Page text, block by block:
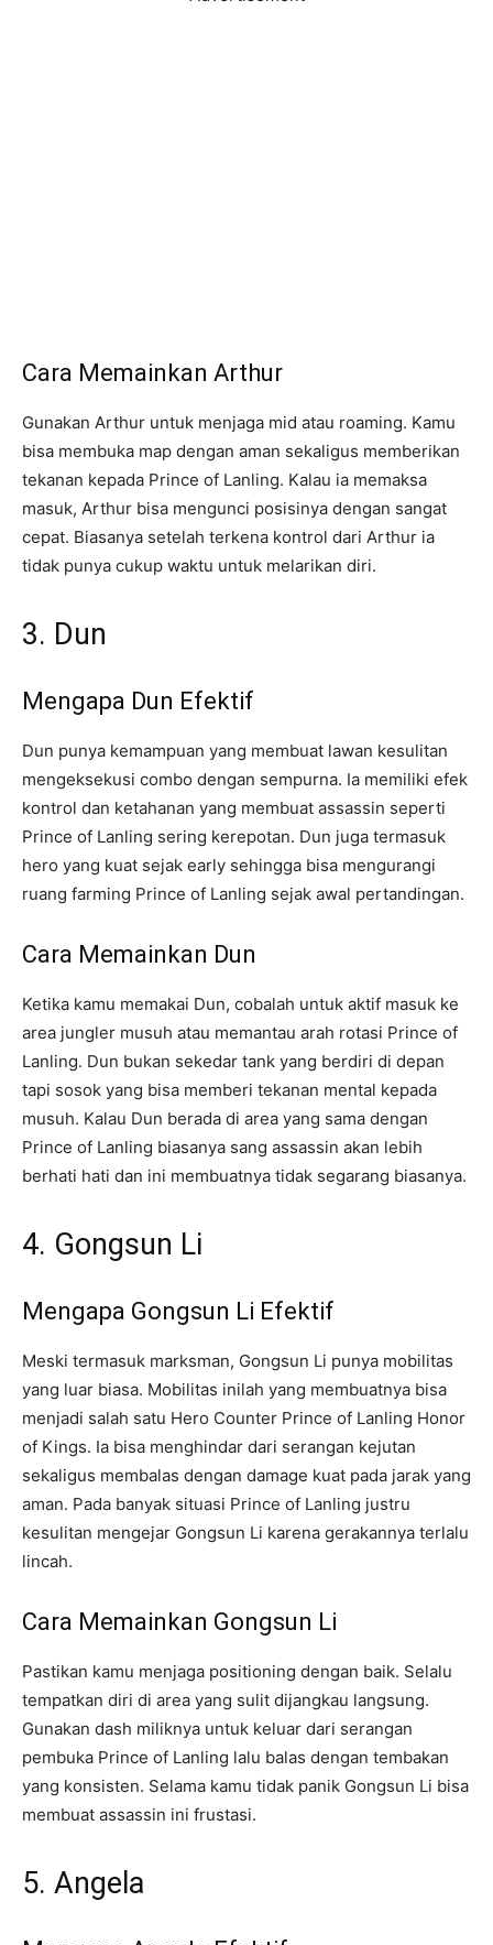
Cara Memainkan Arthur
Gunakan Arthur untuk menjaga mid atau roaming. Kamu
bisa membuka map dengan aman sekaligus memberikan
tekanan kepada Prince of Lanling. Kalau ia memaksa
masuk, Arthur bisa mengunci posisinya dengan sangat
cepat. Biasanya setelah terkena kontrol dari Arthur ia
tidak punya cukup waktu untuk melarikan diri.
3. Dun
Mengapa Dun Efektif
Dun punya kemampuan yang membuat lawan kesulitan
mengeksekusi combo dengan sempurna. Ia memiliki efek
kontrol dan ketahanan yang membuat assassin seperti
Prince of Lanling sering kerepotan. Dun juga termasuk
hero yang kuat sejak early sehingga bisa mengurangi
ruang farming Prince of Lanling sejak awal pertandingan.
Cara Memainkan Dun
Ketika kamu memakai Dun, cobalah untuk aktif masuk ke
area jungler musuh atau memantau arah rotasi Prince of
Lanling. Dun bukan sekedar tank yang berdiri di depan
tapi sosok yang bisa memberi tekanan mental kepada
musuh. Kalau Dun berada di area yang sama dengan
Prince of Lanling biasanya sang assassin akan lebih
berhati hati dan ini membuatnya tidak segarang biasanya.
4. Gongsun Li
Mengapa Gongsun Li Efektif
Meski termasuk marksman, Gongsun Li punya mobilitas
yang luar biasa. Mobilitas inilah yang membuatnya bisa
menjadi salah satu Hero Counter Prince of Lanling Honor
of Kings. Ia bisa menghindar dari serangan kejutan
sekaligus membalas dengan damage kuat pada jarak yang
aman. Pada banyak situasi Prince of Lanling justru
kesulitan mengejar Gongsun Li karena gerakannya terlalu
lincah.
Cara Memainkan Gongsun Li
Pastikan kamu menjaga positioning dengan baik. Selalu
tempatkan diri di area yang sulit dijangkau langsung.
Gunakan dash miliknya untuk keluar dari serangan
pembuka Prince of Lanling lalu balas dengan tembakan
yang konsisten. Selama kamu tidak panik Gongsun Li bisa
membuat assassin ini frustasi.
5. Angela